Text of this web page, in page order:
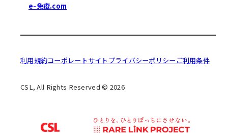
e-免疫.com
利用規約コーポレートサイト プライバシーポリシー ご利用条件
CSL, All Rights Reserved © 2026